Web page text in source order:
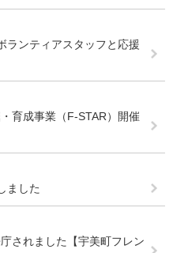
ランティアスタッフと応援
育成事業（F-STAR）開催
ました
されました【宇美町フレン